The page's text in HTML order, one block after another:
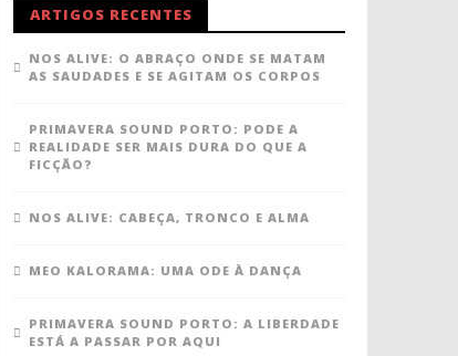
ARTIGOS RECENTES
NOS ALIVE: O ABRAÇO ONDE SE MATAM
AS SAUDADES E SE AGITAM OS CORPOS
PRIMAVERA SOUND PORTO: PODE A
REALIDADE SER MAIS DURA DO QUE A
FICÇÃO?
NOS ALIVE: CABEÇA, TRONCO E ALMA
MEO KALORAMA: UMA ODE À DANÇA
PRIMAVERA SOUND PORTO: A LIBERDADE
ESTÁ A PASSAR POR AQUI